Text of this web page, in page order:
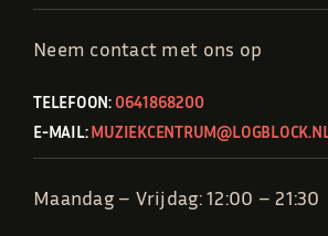
Neem contact met ons op
TELEFOON: 0641868200
E-MAIL:MUZIEKCENTRUM@LOGBLOCK.NL
Maandag – Vrijdag: 12:00 – 21:30